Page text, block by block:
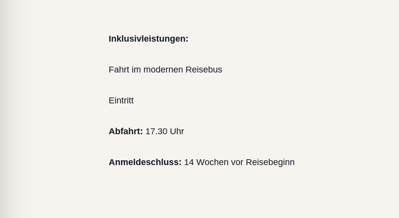
Inklusivleistungen:
Fahrt im modernen Reisebus
Eintritt
Abfahrt: 17.30 Uhr
Anmeldeschluss: 14 Wochen vor Reisebeginn